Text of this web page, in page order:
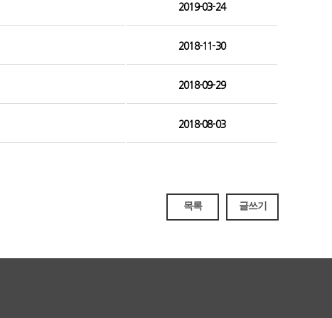
2019-03-24
2018-11-30
2018-09-29
2018-08-03
목록 글쓰기